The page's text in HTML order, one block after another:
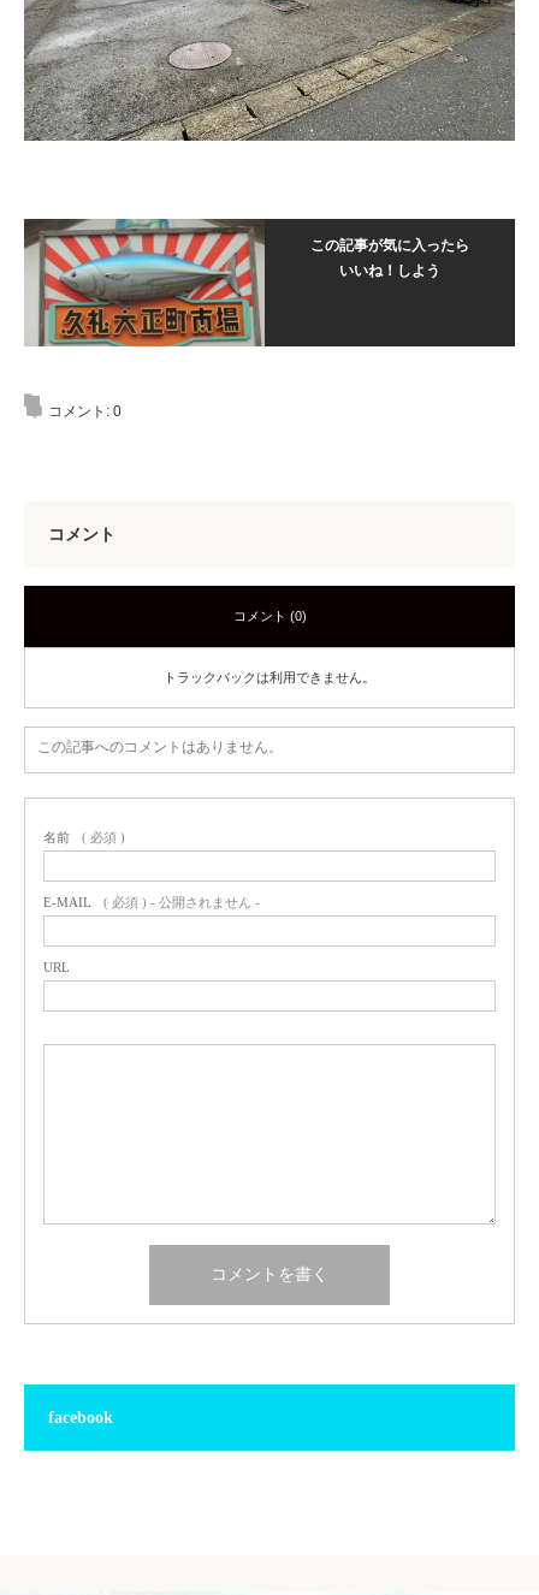
この記事が気に入ったら
いいね！しよう
コメント: 0
コメント
コメント (0)
トラックバックは利用できません。
この記事へのコメントはありません。
名前 ( 必須 )
E-MAIL ( 必須 ) - 公開されません -
URL
facebook